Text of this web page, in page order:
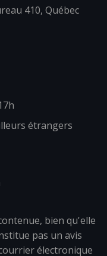
410, Québec
étrangers
bien qu'elle
pas un avis
électronique